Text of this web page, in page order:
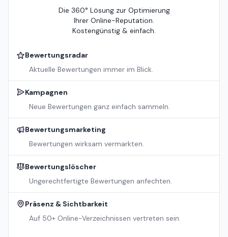
Die 360° Lösung zur Optimierung
Ihrer Online-Reputation.
Kostengünstig & einfach.
Bewertungsradar
Aktuelle Bewertungen immer im Blick.
Kampagnen
Neue Bewertungen ganz einfach sammeln.
Bewertungsmarketing
Bewertungen wirksam vermarkten.
Bewertungslöscher
Ungerechtfertigte Bewertungen anfechten.
Präsenz & Sichtbarkeit
Auf 50+ Online-Verzeichnissen vertreten sein.